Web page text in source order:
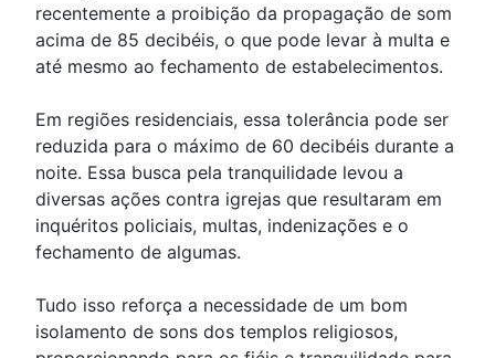
recentemente a proibição da propagação de som
acima de 85 decibéis, o que pode levar à multa e
até mesmo ao fechamento de estabelecimentos.
Em regiões residenciais, essa tolerância pode ser
reduzida para o máximo de 60 decibéis durante a
noite. Essa busca pela tranquilidade levou a
diversas ações contra igrejas que resultaram em
inquéritos policiais, multas, indenizações e o
fechamento de algumas.
Tudo isso reforça a necessidade de um bom
isolamento de sons dos templos religiosos,